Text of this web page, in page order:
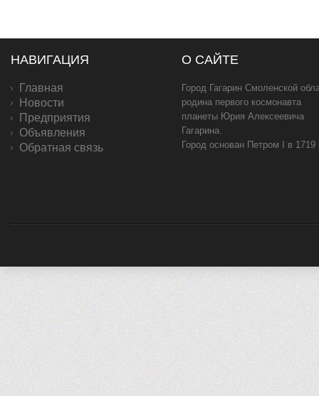
НАВИГАЦИЯ
Главная
Новости
Предприятия
Объявления
Обратная связь
О САЙТЕ
Город Гагарин Смоленской
родина первого космонавта
планеты Юрия Алексеевича
Гагарина.
Город основан Петром I в 1719